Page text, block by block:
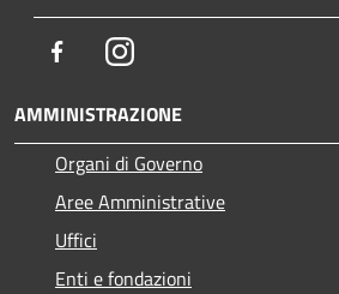
FacebookInstagram
AMMINISTRAZIONE
Organi di Governo
Aree Amministrative
Uffici
Enti e fondazioni